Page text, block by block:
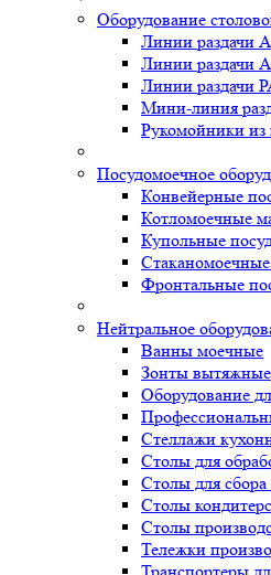
Оборудование
Линии раздачи
Линии раздачи
Линии раздачи
Мини-линия
Рукомойники из
Посудомоечное
Конвейерные
Котломоечные
Купольные
Фронтальные
Нейтральное
Ванны моечные
Зонты вытяжные
Оборудование
Стеллажи
Столы для
Столы для сбора
Столы
Столы
Тележки